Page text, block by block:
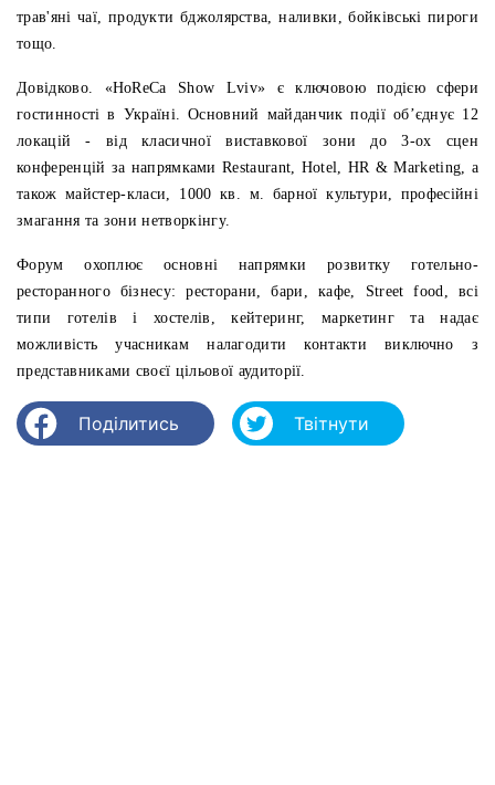
трав'яні чаї, продукти бджолярства, наливки, бойківські пироги
тощо.
Довідково. «HoReCa Show Lviv» є ключовою подією сфери
гостинності в Україні.
Основний майданчик події об’єднує 12
локацій - від класичної виставкової зони до 3-ох сцен
конференцій за напрямками Restaurant, Hotel, HR & Marketing, а
також майстер-класи, 1000 кв. м. барної культури, професійні
змагання та зони нетворкінгу.
Форум охоплює основні напрямки розвитку готельно-
ресторанного бізнесу: ресторани, бари, кафе, Street food, всі
типи готелів і хостелів, кейтеринг, маркетинг та надає
можливість учасникам налагодити контакти виключно з
представниками своєї цільової аудиторії.
Поділитись Твітнути